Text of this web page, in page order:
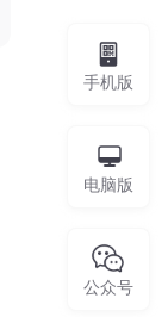
手机版
电脑版
公众号